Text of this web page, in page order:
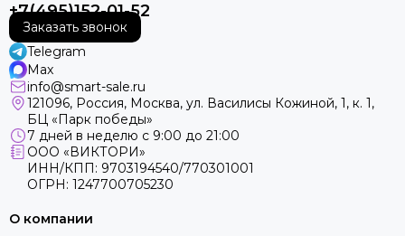
+7(495)152-01-52
Заказать звонок
Telegram
Max
info@smart-sale.ru
121096, Россия, Москва, ул. Василисы Кожиной, 1, к. 1,
БЦ «Парк победы»
7 дней в неделю с 9:00 до 21:00
ООО «ВИКТОРИ»
ИНН/КПП: 9703194540/770301001
ОГРН: 1247700705230
О компании